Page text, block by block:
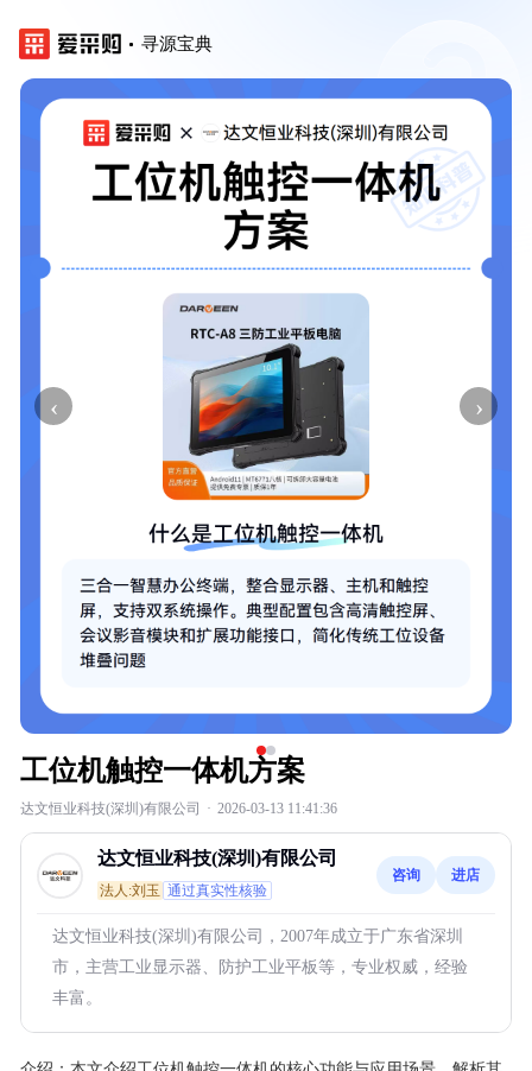
寻源宝典
‹ ›
工位机触控一体机方案
达文恒业科技(深圳)有限公司 · 2026-03-13 11:41:36
达文恒业科技(深圳)有限公司
法人:刘玉 通过真实性核验
咨询 进店
达文恒业科技(深圳)有限公司，2007年成立于广东省深圳
市，主营工业显示器、防护工业平板等，专业权威，经验
丰富。